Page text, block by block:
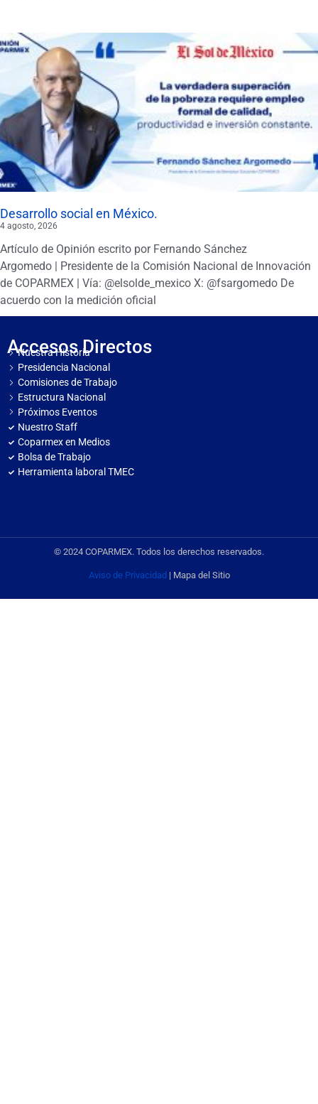
Desarrollo social en México.
4 agosto, 2026
Artículo de Opinión escrito por Fernando Sánchez
Argomedo | Presidente de la Comisión Nacional de Innovación
de COPARMEX | Vía: @elsolde_mexico X: @fsargomedo De
acuerdo con la medición oficial
Accesos Directos
Nuestra Historia
Presidencia Nacional
Comisiones de Trabajo
Estructura Nacional
Próximos Eventos
Nuestro Staff
Coparmex en Medios
Bolsa de Trabajo
Herramienta laboral TMEC
© 2024 COPARMEX. Todos los derechos reservados.
Aviso de Privacidad | Mapa del Sitio